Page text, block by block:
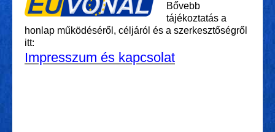
Bővebb
tájékoztatás a
honlap működéséről, céljáról és a szerkesztőségről
itt:
Impresszum és kapcsolat